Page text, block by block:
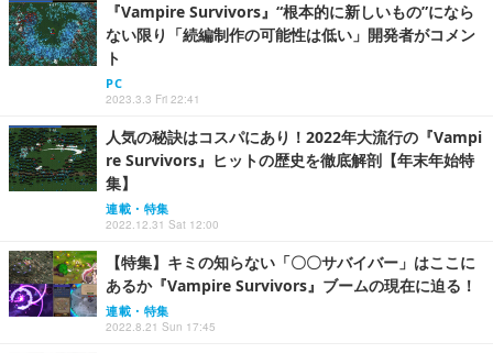
『Vampire Survivors』“根本的に新しいもの”になら
ない限り「続編制作の可能性は低い」開発者がコメン
ト
PC
2023.3.3 Fri 22:41
人気の秘訣はコスパにあり！2022年大流行の『Vampi
re Survivors』ヒットの歴史を徹底解剖【年末年始特
集】
連載・特集
2022.12.31 Sat 12:00
【特集】キミの知らない「〇〇サバイバー」はここに
あるか『Vampire Survivors』ブームの現在に迫る！
連載・特集
2022.8.21 Sun 17:45